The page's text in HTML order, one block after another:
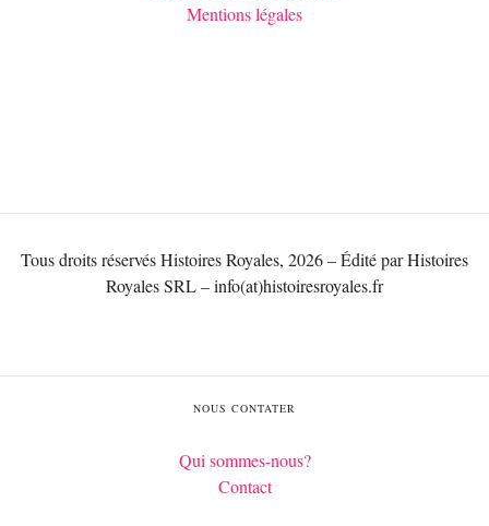
Mentions légales
Tous droits réservés Histoires Royales, 2026 – Édité par Histoires
Royales SRL – info(at)histoiresroyales.fr
NOUS CONTATER
Qui sommes-nous?
Contact